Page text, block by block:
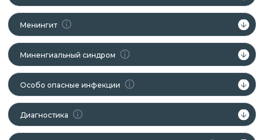
Менингит
Миненгиальный синдром
Особо опасные инфекции
Диагностика